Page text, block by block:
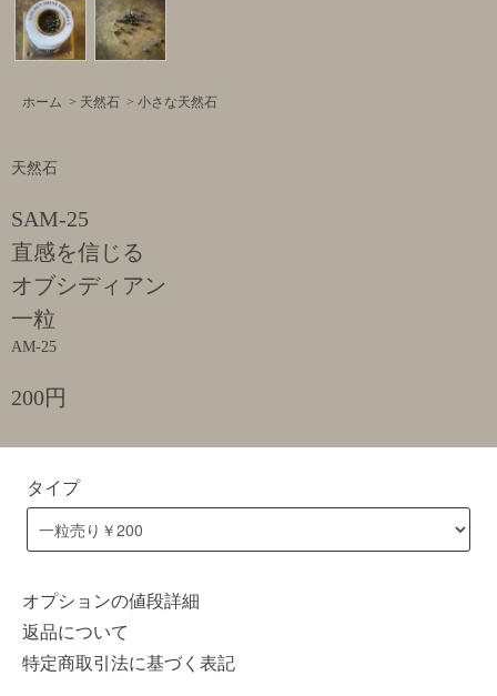
ホーム > 天然石 > 小さな天然石
天然石
SAM-25
直感を信じる
オブシディアン
一粒
AM-25
200円
タイプ
オプションの値段詳細
返品について
特定商取引法に基づく表記